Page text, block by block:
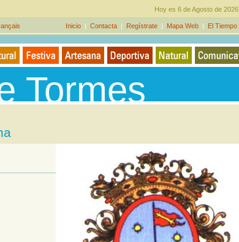
Hoy es 6 de Agosto de 2026
Inicio | Contacta | Regístrate | Mapa Web | El Tiempo
Tormes